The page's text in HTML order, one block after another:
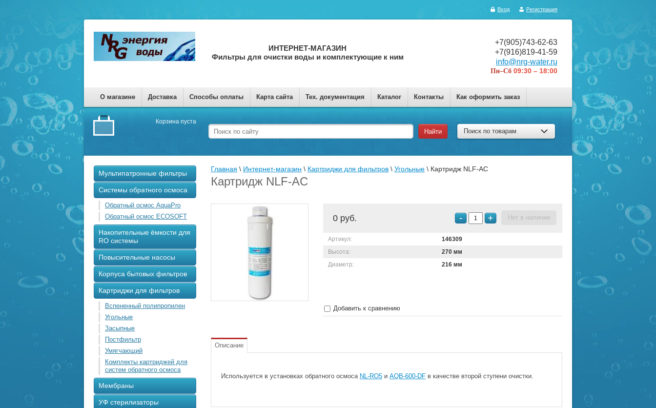
Вход Регистрация
ИНТЕРНЕТ-МАГАЗИН
Фильтры для очистки воды и комплектующие к ним
+7(905)743-62-63
+7(916)819-41-59
info@nrg-water.ru
Пн–Сб 09:30 – 18:00
О магазине Доставка Способы оплаты Карта сайта Тех. документация Каталог Контакты Как оформить заказ
Корзина пуста
Найти Поиск по товарам
Мультипатронные фильтры
Системы обратного осмоса
Обратный осмос AquaPro
Обратный осмос ECOSOFT
Накопительные ёмкости для
RO системы
Повысительные насосы
Корпуса бытовых фильтров
Картриджи для фильтров
Вспененный полипропилен
Угольные
Засыпные
Постфильтр
Умягчающий
Комплекты картриджей для
систем обратного осмоса
Мембраны
УФ стерилизаторы
Главная \ Интернет-магазин \ Картриджи для фильтров \ Угольные \ Картридж NLF-AC
Картридж NLF-AC
- + Нет в наличии
0 руб.
Артикул:
146309
Высота:
270 мм
Диаметр:
216 мм
Добавить к сравнению
Описание
Используется в установках обратного осмоса NL-RO5 и AQB-600-DF в качестве второй ступени очистки.